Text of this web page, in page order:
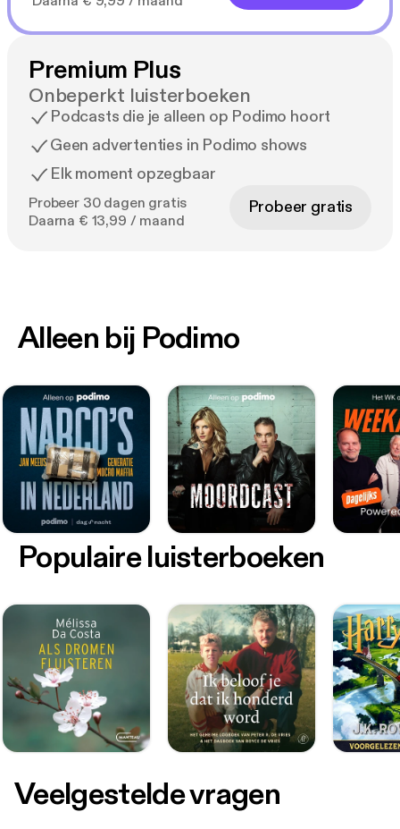
Premium Plus
Onbeperkt luisterboeken
Podcasts die je alleen op Podimo hoort
Geen advertenties in Podimo shows
Elk moment opzegbaar
Probeer 30 dagen gratis
Daarna € 13,99 / maand
Probeer gratis
Alleen bij Podimo
Populaire luisterboeken
Veelgestelde vragen